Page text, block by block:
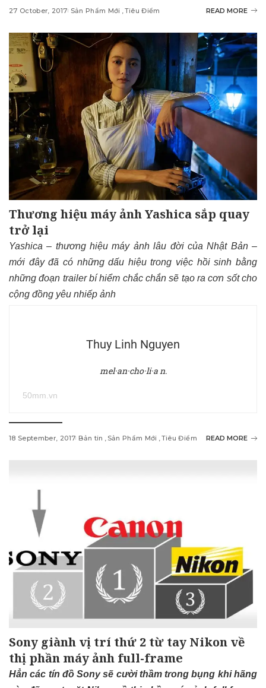
27 October, 2017 Sản Phẩm Mới Tiêu Điểm READ MORE
Thương hiệu máy ảnh Yashica sắp quay
trở lại
Yashica – thương hiệu máy ảnh lâu đời của Nhật Bản –
mới đây đã có những dấu hiệu trong việc hồi sinh bằng
những đoạn trailer bí hiểm chắc chắn sẽ tạo ra cơn sốt cho
cộng đồng yêu nhiếp ảnh
Thuy Linh Nguyen
mel·an·cho·li·a n.
50mm.vn
18 September, 2017 Bản tin Sản Phẩm Mới Tiêu Điểm READ MORE
Sony giành vị trí thứ 2 từ tay Nikon về
thị phần máy ảnh full-frame
Hẳn các tín đồ Sony sẽ cười thầm trong bụng khi hãng